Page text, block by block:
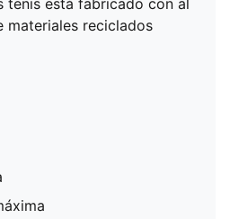
tenis está fabricado con al
materiales reciclados